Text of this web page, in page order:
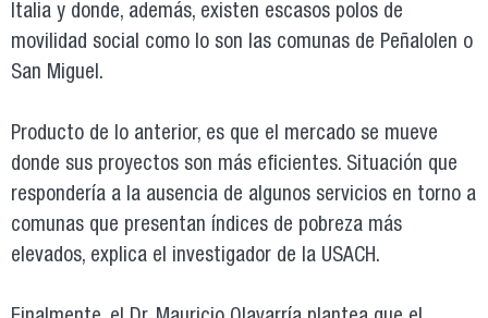
Italia y donde, además, existen escasos polos de
movilidad social como lo son las comunas de Peñalolen o
San Miguel.
Producto de lo anterior, es que el mercado se mueve
donde sus proyectos son más eficientes. Situación que
respondería a la ausencia de algunos servicios en torno a
comunas que presentan índices de pobreza más
elevados, explica el investigador de la USACH.